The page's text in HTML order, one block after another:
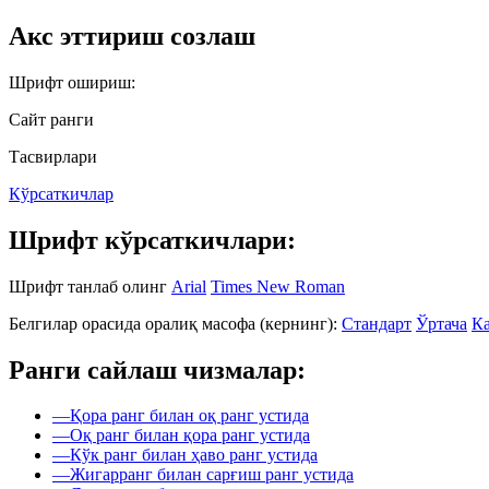
Акс эттириш созлаш
Шрифт ошириш:
Сайт ранги
Тасвирлари
Кўрсаткичлар
Шрифт кўрсаткичлари:
Шрифт танлаб олинг Arial Times New Roman
Белгилар орасида оралиқ масофа (кернинг): Стандарт Ўртача
Ранги сайлаш чизмалар:
—Қора ранг билан оқ ранг устида
—Оқ ранг билан қора ранг устида
—Кўк ранг билан ҳаво ранг устида
—Жигарранг билан сарғиш ранг устида